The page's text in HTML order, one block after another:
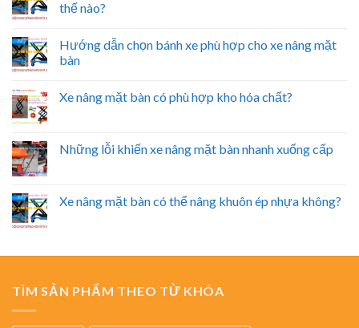
thế nào?
Hướng dẫn chọn bánh xe phù hợp cho xe nâng mặt
bàn
Xe nâng mặt bàn có phù hợp kho hóa chất?
Những lỗi khiến xe nâng mặt bàn nhanh xuống cấp
Xe nâng mặt bàn có thể nâng khuôn ép nhựa không?
TÌM SẢN PHẨM THEO TỪ KHÓA